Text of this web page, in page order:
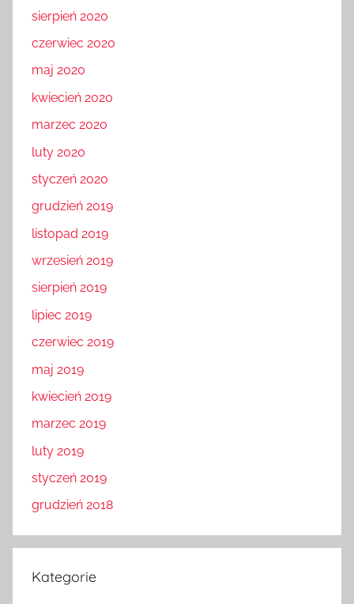
sierpień 2020
czerwiec 2020
maj 2020
kwiecień 2020
marzec 2020
luty 2020
styczeń 2020
grudzień 2019
listopad 2019
wrzesień 2019
sierpień 2019
lipiec 2019
czerwiec 2019
maj 2019
kwiecień 2019
marzec 2019
luty 2019
styczeń 2019
grudzień 2018
Kategorie